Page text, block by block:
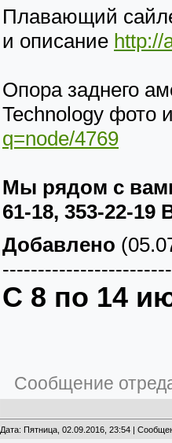
Плавающий
и описание http://
Опора заднего
Technology фото
q=node/4769
Мы рядом с
61-18, 353-22-
Добавлено
С 8 по 14
Сообщение
Дата: Пятница, 02.09.2016, 23:54 |